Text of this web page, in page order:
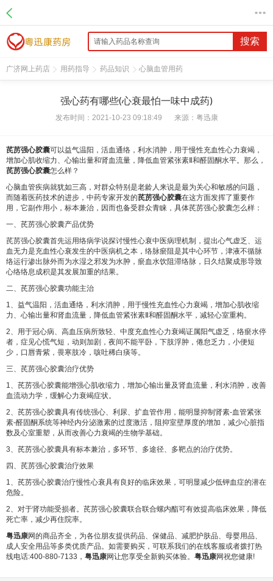
搜索
广济网上药店 用药指导 药品知识 心脑血管用药
强心药有哪些(心衰最怕一味中成药)
发布时间：2021-10-23 09:18:49 来源： 粤迅康
芪苈强心胶囊可以益气温阳，活血通络，利水消肿，用于慢性充血性心力衰竭，
增加心肌收缩力、心输出量和肾血流量，降低血管紧张素Ⅱ和醛固酮水平。那么，
芪苈强心胶囊怎么样？
心脑血管疾病就犹如三高，对群众特别是老龄人来说是最为关心和敏感的问题，
而随着医药技术的进步，中药专家开发的芪苈强心胶囊在这方面发挥了重要作
用，它副作用小，标本兼治，因而也备受群众青睐，具体芪苈强心胶囊怎么样：
一、芪苈强心胶囊产品优势
芪苈强心胶囊首先运用络病学说探讨慢性心衰中医病理机制，提出心气虚乏、运
血无力是充血性心衰发生的中医病机之本，络脉瘀阻是其中心环节，津液不循脉
络运行渗出脉外而为水湿之邪发为水肿，瘀血水饮阻滞络脉，日久结聚成形导致
心络络息成积是其发展加重的结果。
二、芪苈强心胶囊功能主治
1、益气温阳，活血通络，利水消肿，用于慢性充血性心力衰竭，增加心肌收缩
力、心输出量和肾血流量，降低血管紧张素Ⅱ和醛固酮水平，减轻心室重构。
2、用于冠心病、高血压病所致轻、中度充血性心力衰竭证属阳气虚乏，络瘀水停
者，症见心慌气短，动则加剧，夜间不能平卧，下肢浮肿，倦怠乏力，小便短
少，口唇青紫，畏寒肢冷，咳吐稀白痰等。
三、芪苈强心胶囊治疗优势
1、芪苈强心胶囊能增强心肌收缩力，增加心输出量及肾血流量，利水消肿，改善
血流动力学，缓解心力衰竭症状。
2、芪苈强心胶囊具有传统强心、利尿、扩血管作用，能明显抑制肾素-血管紧张
素-醛固酮系统等神经内分泌激素的过度激活，阻抑室壁厚度的增加，减少心脏指
数及心室重塑，从而改善心力衰竭的生物学基础。
3、芪苈强心胶囊具有标本兼治，多环节、多途径、多靶点的治疗优势。
四、芪苈强心胶囊治疗效果
1、芪苈强心胶囊治疗慢性心衰具有良好的临床效果，可明显减少低钾血症的潜在
危险。
2、对于肾功能受损者。芪苈强心胶囊联合联合螺内酯可有效提高临床效果，降低
死亡率，减少再住院率。
粤迅康网的商品齐全，为各位朋友提供药品、保健品、减肥护肤品、母婴用品、
成人安全用品等多类优质产品。如需要购买，可联系我们的在线客服或者拨打热
线电话:400-880-7133， 粤迅康网让您享受全新购买体验。 粤迅康网祝您健康!